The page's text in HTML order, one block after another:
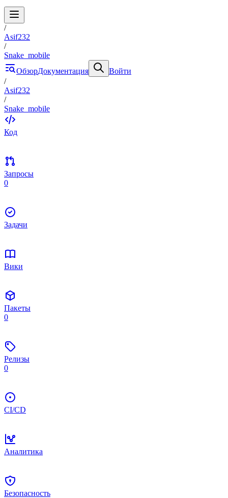
/
Asif232
/
Snake_mobile
ОбзорДокументация
Войти
/
Asif232
/
Snake_mobile
Код
Запросы
0
Задачи
Вики
Пакеты
0
Релизы
0
CI/CD
Аналитика
Безопасность